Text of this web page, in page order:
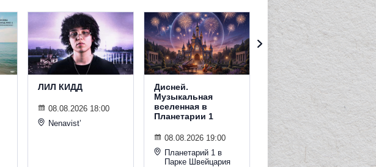
ЛИЛ КИДД
08.08.2026 18:00
Nenavist’
Дисней.
Музыкальная
вселенная в
Планетарии 1
08.08.2026 19:00
Планетарий 1 в
Парке Швейцария
Дельфин. Summer
Sound х билайн
08.08.2026 19:30
ДИЗАЙН ЗАВОД
Summer Sound